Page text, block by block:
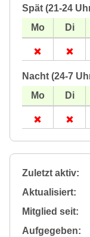
Spät (21-24
Nacht (24-7
Zuletzt aktiv:
Aktualisiert:
Mitglied seit:
Aufgegeben: